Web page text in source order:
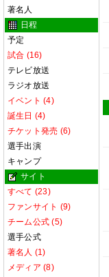
著名人
日程
予定
試合 (16)
テレビ放送
ラジオ放送
イベント (4)
誕生日 (4)
チケット発売 (6)
選手出演
キャンプ
サイト
すべて (23)
ファンサイト (9)
チーム公式 (5)
選手公式
著名人 (1)
メディア (8)